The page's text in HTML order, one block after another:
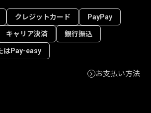
クレジットカード PayPay
キャリア決済 銀行振込
はPay-easy
お支払い方法